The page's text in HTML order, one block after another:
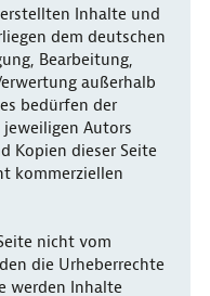
Inhalte und
dem deutschen
Bearbeitung,
außerhalb
bedürfen der
Autors
Kopien dieser Seite
kommerziellen
nicht vom
die Urheberrechte
werden Inhalte